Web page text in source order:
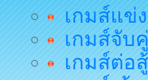
เกมส์แข่
เกมส์จับ
เกมส์ต่อสู้